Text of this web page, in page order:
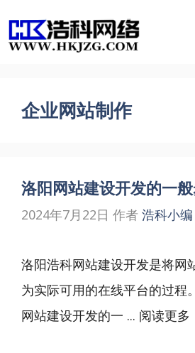
至
企业网站制作
洛阳网站建设开发的一
2024年7月22日 作者 浩科小编
洛阳浩科网站建设开发是将网
为实际可用的在线平台的过程
网站建设开发的一 ... 阅读更多